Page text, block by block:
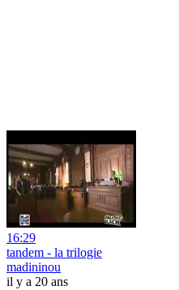
16:29
tandem - la trilogie
madininou
il y a 20 ans